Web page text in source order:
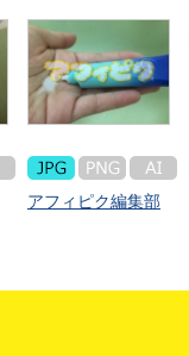
アフィピク編集部